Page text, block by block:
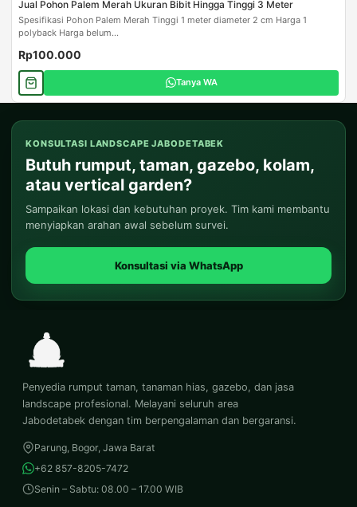
Jual Pohon Palem Merah Ukuran Bibit Hingga Tinggi 3 Meter
Spesifikasi Pohon Palem Merah Tinggi 1 meter diameter 2 cm Harga 1
polyback Harga belum...
Rp100.000
Tanya WA
KONSULTASI LANDSCAPE JABODETABEK
Butuh rumput, taman, gazebo, kolam,
atau vertical garden?
Sampaikan lokasi dan kebutuhan proyek. Tim kami membantu
menyiapkan arahan awal sebelum survei.
Konsultasi via WhatsApp
Penyedia rumput taman, tanaman hias, gazebo, dan jasa
landscape profesional. Melayani seluruh area
Jabodetabek dengan tim berpengalaman dan bergaransi.
Parung, Bogor, Jawa Barat
+62 857-8205-7472
Senin – Sabtu: 08.00 – 17.00 WIB